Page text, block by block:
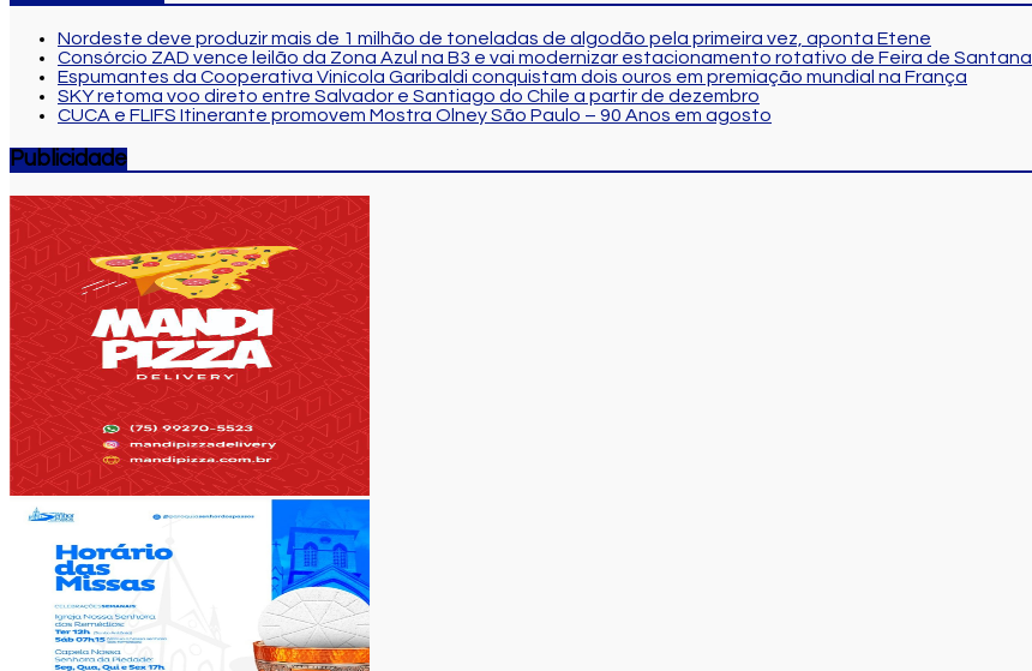
Nordeste deve produzir mais de 1 milhão de toneladas de algodão pela primeira vez, aponta Etene
Consórcio ZAD vence leilão da Zona Azul na B3 e vai modernizar estacionamento rotativo de Feira de Santana
Espumantes da Cooperativa Vinícola Garibaldi conquistam dois ouros em premiação mundial na França
SKY retoma voo direto entre Salvador e Santiago do Chile a partir de dezembro
CUCA e FLIFS Itinerante promovem Mostra Olney São Paulo – 90 Anos em agosto
Publicidade